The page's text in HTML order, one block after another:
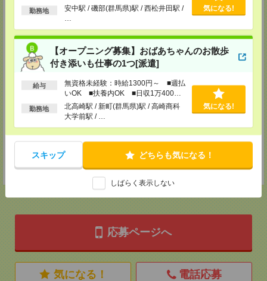
以上
勤務地
安中駅 / 磯部(群馬県)駅 / 西松井田駅 /
気になる!
【オープニング募集】おばあちゃんのお散歩
付き添いも仕事の1つ[派遣]
給与
無資格未経験：時給1300円～ ■週払
いOK ■扶養内OK ■日収1万400円
以上
勤務地
北高崎駅 / 新町(群馬県)駅 / 高崎商科
大学前駅 / …
気になる!
スキップ どちらも気になる！
しばらく表示しない
担当：採用担当
メディカルケア事業部 町田オフィス
東京都町田市森野1-7-23 大樹生命町田ビル6F
TEL：0120-453-285
MAIL：tenshoku@nikken-ts.jp
担当：採用担当
メディカルケア事業部 横浜オフィス
神奈川県横浜市保土ケ谷区神戸町134 横浜ビジネスパークサウスタワー
2F B区画
TEL：0120-901-799
登録交通費
★今ならご来社登録でQUOカード2000円分をプレゼント中★
応募ページへ
気になる！ 電話応募